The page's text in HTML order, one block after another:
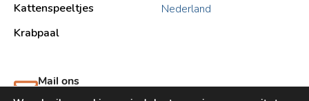
Kattenspeeltjes
Krabpaal​
Nederland
Mail ons
support@bunzu.nl